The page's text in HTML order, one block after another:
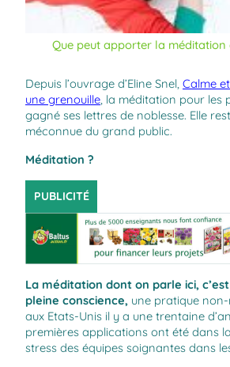
Que peut apporter la méditation
Depuis l’ouvrage d’Eline Snel, Calme
une grenouille, la méditation pour les
gagné ses lettres de noblesse. Elle
méconnue du grand public.
Méditation ?
PUBLICITÉ
La méditation dont on parle ici,
pleine conscience, une pratique
aux Etats-Unis il y a une trentaine
premières applications ont été dans
stress des équipes soignantes dans